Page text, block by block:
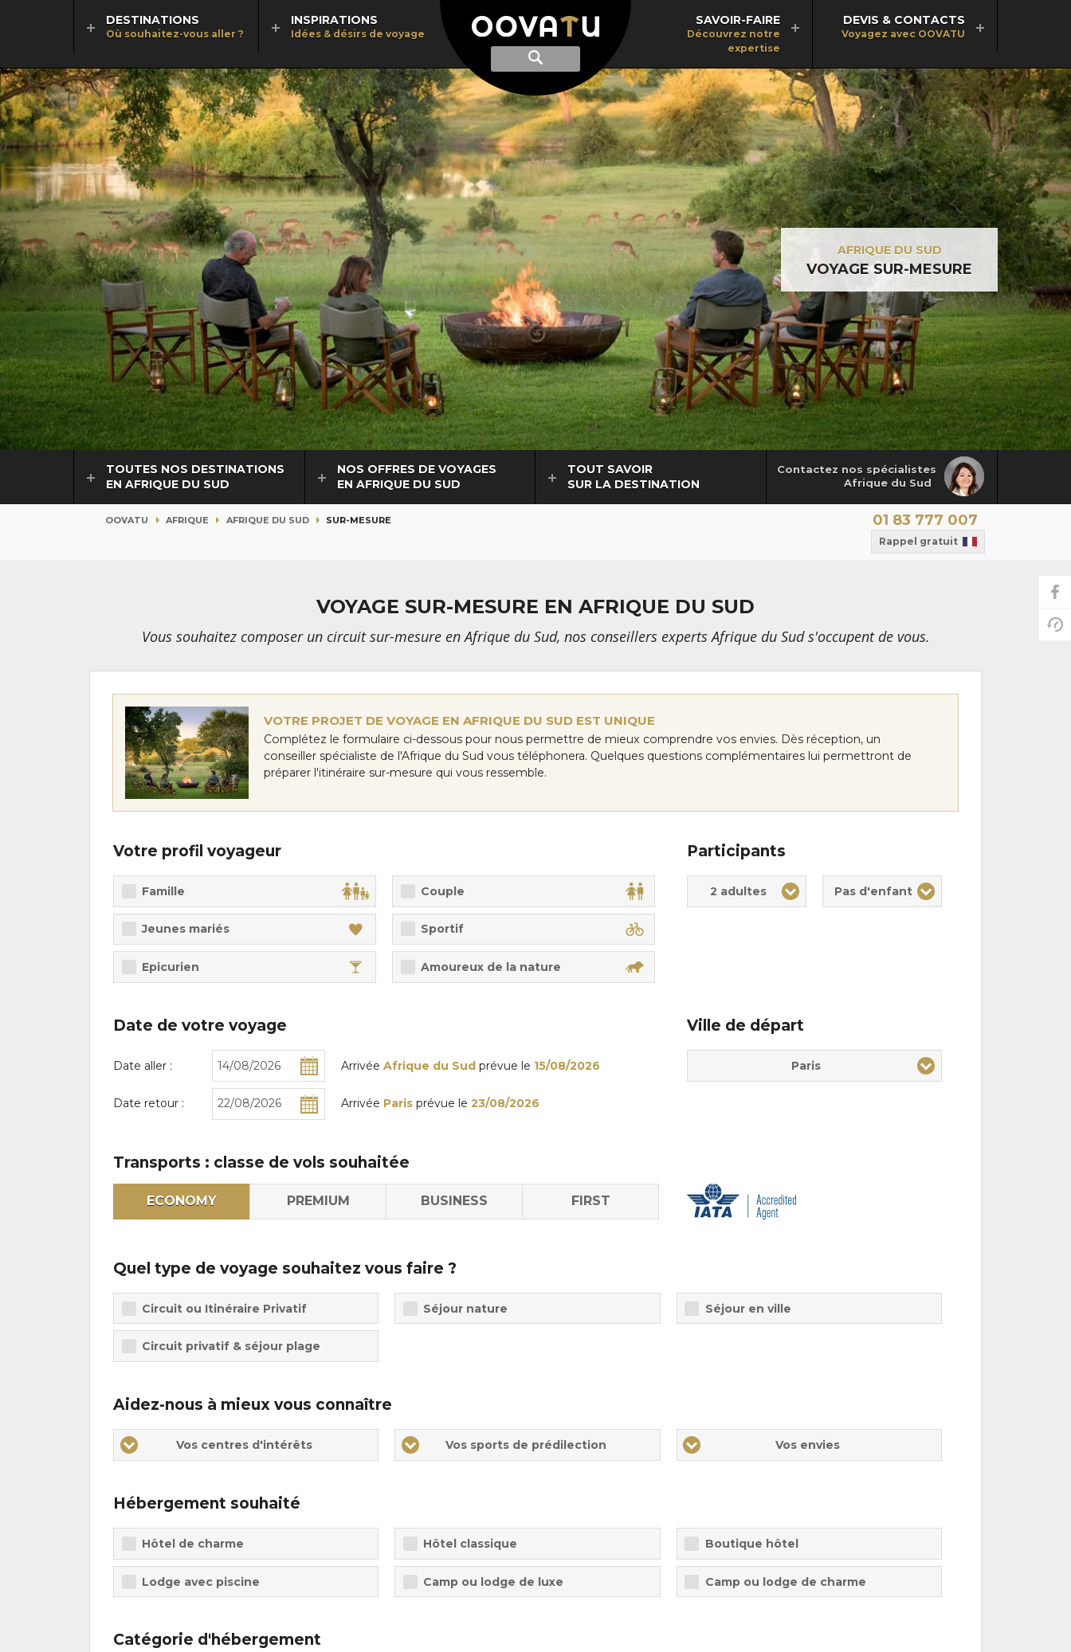
Afficher
recherche
Recherche
DESTINATIONS
Où souhaitez-vous aller ?
INSPIRATIONS
Idées & désirs de voyage
SAVOIR-FAIRE
Découvrez notre
expertise
DEVIS & CONTACTS
Voyagez avec OOVATU
AFRIQUE DU SUD
VOYAGE SUR-MESURE
Contactez nos spécialistes
Afrique du Sud
TOUTES NOS DESTINATIONS
EN AFRIQUE DU SUD
NOS OFFRES DE VOYAGES
EN AFRIQUE DU SUD
TOUT SAVOIR
SUR LA DESTINATION
OOVATU AFRIQUE AFRIQUE DU SUD SUR-MESURE 01 83 777 007
Rappel gratuit
VOYAGE SUR-MESURE EN AFRIQUE DU SUD
Vous souhaitez composer un circuit sur-mesure en Afrique du Sud, nos conseillers experts Afrique du Sud s'occupent de vous.
VOTRE PROJET DE VOYAGE EN AFRIQUE DU SUD EST UNIQUE
Complétez le formulaire ci-dessous pour nous permettre de mieux comprendre vos envies. Dès réception, un
conseiller spécialiste de l'Afrique du Sud vous téléphonera. Quelques questions complémentaires lui permettront de
préparer l'itinéraire sur-mesure qui vous ressemble.
Votre profil voyageur
Famille Couple
Jeunes mariés Sportif
Epicurien Amoureux de la nature
Participants
2 adultes Pas d'enfant
Date de votre voyage
Date aller : Arrivée Afrique du Sud prévue le 15/08/2026
Date retour : Arrivée Paris prévue le 23/08/2026
Ville de départ
Paris
Transports : classe de vols souhaitée
ECONOMY PREMIUM BUSINESS FIRST
Quel type de voyage souhaitez vous faire ?
Circuit ou Itinéraire Privatif Séjour nature Séjour en ville
Circuit privatif & séjour plage
Aidez-nous à mieux vous connaître
Vos
centres
Vos centres d'intérêts
Vos
centres
Vos sports de prédilection
Vos
centres
Vos envies
Hébergement souhaité
Hôtel de charme Hôtel classique Boutique hôtel
Lodge avec piscine Camp ou lodge de luxe Camp ou lodge de charme
Catégorie d'hébergement